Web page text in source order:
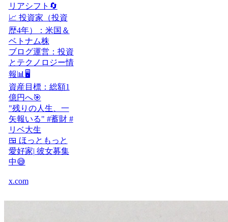
リアシフト🔄
📈 投資家（投資
歴4年）：米国＆
ベトナム株
ブログ運営：投資
とテクノロジー情
報📊🖥️
資産目標：総額1
億円へ🎯
"残りの人生、一
矢報いる" #蓄財 #
リベ大生
🍱 ほっともっと
愛好家| 彼女募集
中😅
x.com